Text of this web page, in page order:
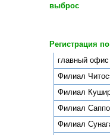
выброс
Регистрация
главный
Филиал
Филиал
Филиал
Филиал